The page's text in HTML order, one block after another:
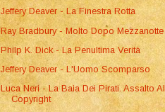
Jeffery Deaver - La Finestra Rotta
Ray Bradbury - Molto Dopo Mezzanotte
Philp K. Dick - La Penultima Verità
Jeffery Deaver - L'Uomo Scomparso
Luca Neri - La Baia Dei Pirati. Assalto Al
Copyright